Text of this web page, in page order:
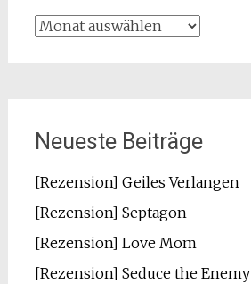
Archiv
Neueste Beiträge
[Rezension] Geiles Verlangen
[Rezension] Septagon
[Rezension] Love Mom
[Rezension] Seduce the Enemy